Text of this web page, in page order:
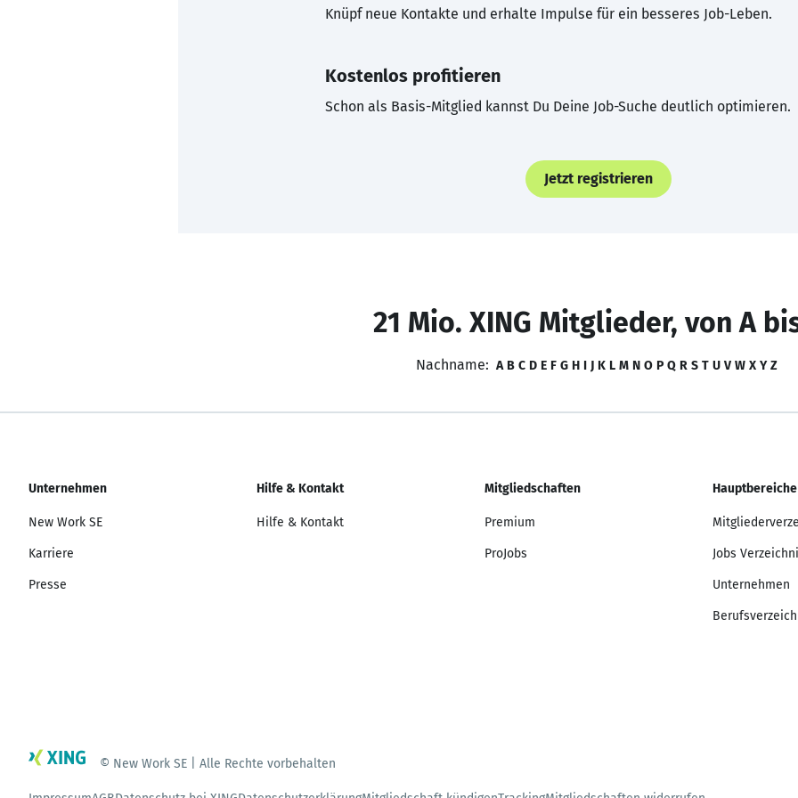
Knüpf neue Kontakte und erhalte Impulse für ein besseres Job-Leben.
Kostenlos profitieren
Schon als Basis-Mitglied kannst Du Deine Job-Suche deutlich optimieren.
Jetzt registrieren
21 Mio. XING Mitglieder, von A
Nachname: A B C D E F G H I J K L M N O P Q R S T U V W X Y Z
Unternehmen
New Work SE
Karriere
Presse
Hilfe & Kontakt
Hilfe & Kontakt
Mitgliedschaften
Premium
ProJobs
Hauptbereiche
Jobs
Unternehmen
© New Work SE | Alle Rechte vorbehalten